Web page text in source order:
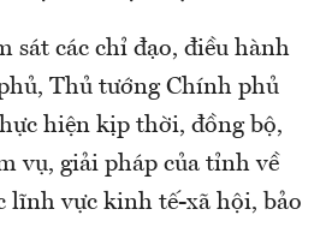
sát các chỉ đạo, điều hành
Thủ tướng Chính phủ
hiện kịp thời, đồng bộ,
vụ, giải pháp của tỉnh về
lĩnh vực kinh tế-xã hội, bảo